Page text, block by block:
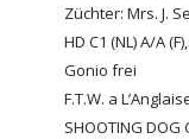
Züchter: Mrs. J.
HD C1 (NL) A/A
Gonio frei
F.T.W. a
SHOOTING DOG